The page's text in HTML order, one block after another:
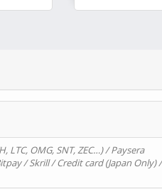
LTC, OMG, SNT, ZEC…) / Paysera
/ Skrill / Credit card (Japan Only) /